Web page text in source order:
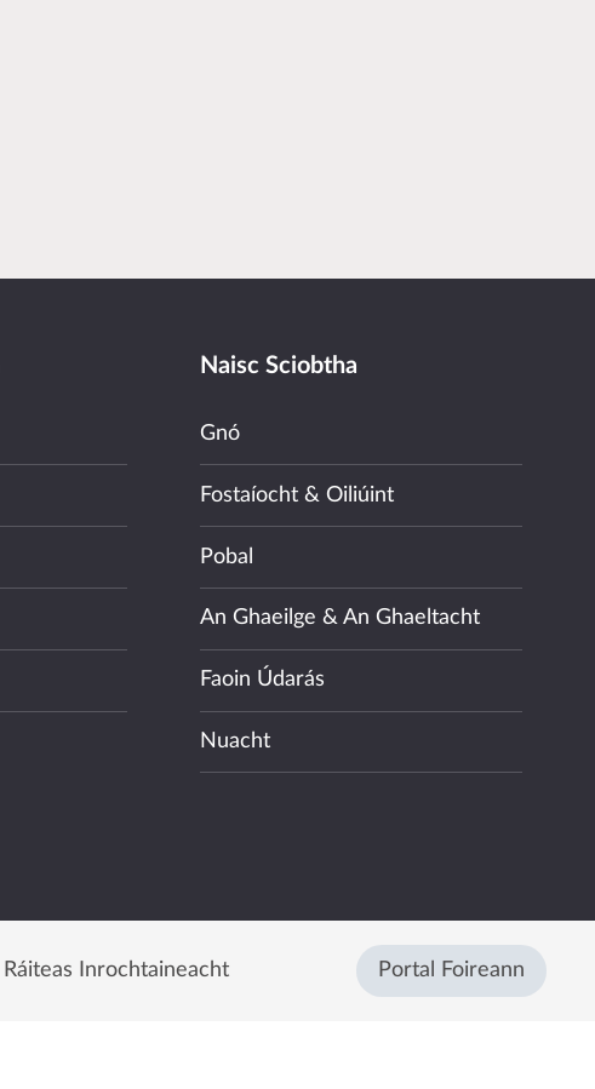
Naisc Sciobtha
Gnó
Fostaíocht & Oiliúint
Pobal
An Ghaeilge & An Ghaeltacht
Faoin Údarás
Nuacht
Ráiteas Inrochtaineacht Portal Foireann